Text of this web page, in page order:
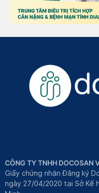
CÔNG TY TNHH DOCOSAN
Giấy chứng nhận Đăng ký
ngày 27/04/2020 tại Sở Kế